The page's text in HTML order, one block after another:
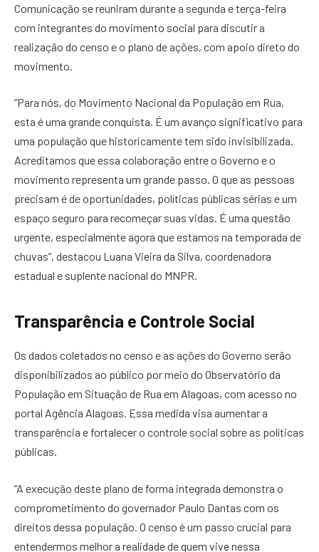
Comunicação se reuniram durante a segunda e terça-feira
com integrantes do movimento social para discutir a
realização do censo e o plano de ações, com apoio direto do
movimento.
“Para nós, do Movimento Nacional da População em Rua,
esta é uma grande conquista. É um avanço significativo para
uma população que historicamente tem sido invisibilizada.
Acreditamos que essa colaboração entre o Governo e o
movimento representa um grande passo. O que as pessoas
precisam é de oportunidades, políticas públicas sérias e um
espaço seguro para recomeçar suas vidas. É uma questão
urgente, especialmente agora que estamos na temporada de
chuvas”, destacou Luana Vieira da Silva, coordenadora
estadual e suplente nacional do MNPR.
Transparência e Controle Social
Os dados coletados no censo e as ações do Governo serão
disponibilizados ao público por meio do Observatório da
População em Situação de Rua em Alagoas, com acesso no
portal Agência Alagoas. Essa medida visa aumentar a
transparência e fortalecer o controle social sobre as políticas
públicas.
“A execução deste plano de forma integrada demonstra o
comprometimento do governador Paulo Dantas com os
direitos dessa população. O censo é um passo crucial para
entendermos melhor a realidade de quem vive nessa